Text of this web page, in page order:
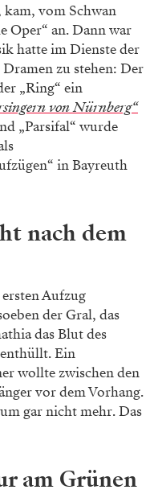
kam, vom Schwan
Oper“ an. Dann war
hatte im Dienste der
zu stehen: Der
„Ring“ ein
von Nürnberg“
„Parsifal“ wurde
in Bayreuth
nach dem
Aufzug
der Gral, das
das Blut des
Ein
wollte zwischen den
vor dem Vorhang.
gar nicht mehr. Das
am Grünen